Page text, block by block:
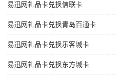
易迅网礼品卡兑换信联卡
易迅网礼品卡兑换青岛百通卡
易迅网礼品卡兑换乐客城卡
易迅网礼品卡兑换东方城卡